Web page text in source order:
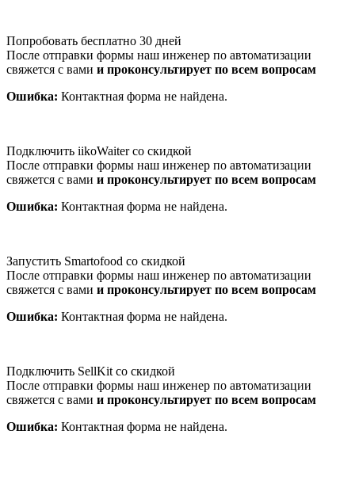
Попробовать бесплатно 30 дней
После отправки формы наш инженер по автоматизации
свяжется с вами и проконсультирует по всем вопросам
Ошибка: Контактная форма не найдена.
Подключить iikoWaiter со скидкой
После отправки формы наш инженер по автоматизации
свяжется с вами и проконсультирует по всем вопросам
Ошибка: Контактная форма не найдена.
Запустить Smartofood со скидкой
После отправки формы наш инженер по автоматизации
свяжется с вами и проконсультирует по всем вопросам
Ошибка: Контактная форма не найдена.
Подключить SellKit со скидкой
После отправки формы наш инженер по автоматизации
свяжется с вами и проконсультирует по всем вопросам
Ошибка: Контактная форма не найдена.